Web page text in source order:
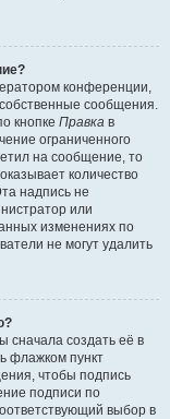
конференции,
сообщения.
кнопке Правка в
ограниченного
на сообщение, то
количество
надпись не
или
изменениях по
не могут удалить
сначала создать её в
флажком пункт
чтобы подпись
подписи по
выбор в